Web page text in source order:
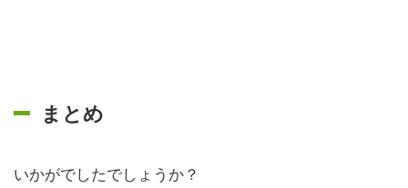
まとめ
いかがでしたでしょうか？